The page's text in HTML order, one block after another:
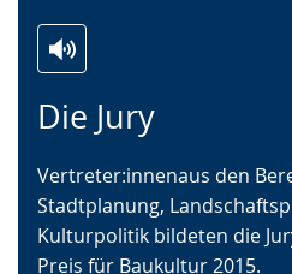
Die Jury
Leichten
wechseln.
Audio-
Video
Deutscher
Gebärdensprache
wird
angezeigt.
Vertreter:innenaus den
Stadtplanung,
Kulturpolitik bildeten die
Preis für Baukultur 2015.